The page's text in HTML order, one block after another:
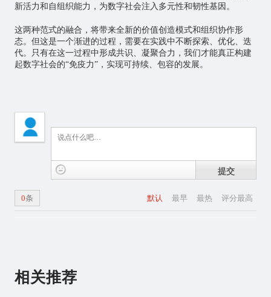
新活力和自组织能力，为数字社会注入多元性和韧性基因。
这两种范式的融合，将带来全新的价值创造模式和组织协作形
态。但这是一个渐进的过程，需要在实践中不断探索、优化、迭
代。只有在这一过程中形成共识、凝聚合力，我们才能真正构建
起数字社会的“免疫力”，实现可持续、包容的发展。
提交
默认 最早 最热 评分最高
0条
相关推荐